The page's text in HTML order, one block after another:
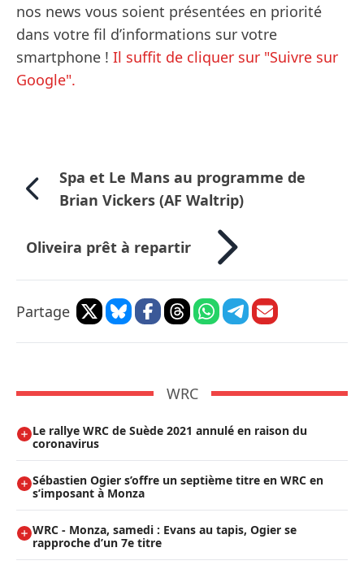
nos news vous soient présentées en priorité
dans votre fil d’informations sur votre
smartphone ! Il suffit de cliquer sur "Suivre sur
Google".
Spa et Le Mans au programme de
Brian Vickers (AF Waltrip)
Oliveira prêt à repartir
Partage
WRC
Le rallye WRC de Suède 2021 annulé en raison du
coronavirus
Sébastien Ogier s’offre un septième titre en WRC en
s’imposant à Monza
WRC - Monza, samedi : Evans au tapis, Ogier se
rapproche d’un 7e titre